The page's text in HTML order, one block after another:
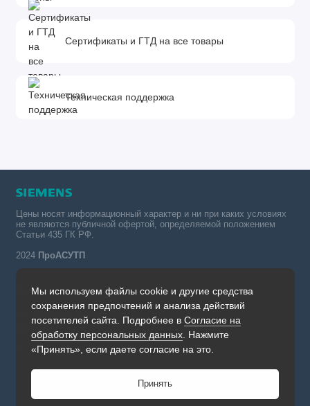
Сертификаты и ГТД на все товары
Техническая поддержка
Мы используем файлы cookie и другие средства
сохранения предпочтений и анализа действий
посетителей сайта. Подробнее в Согласие на
обработку персональных данных . Нажмите
«Принять», если даете согласие на это.
Принять
Цены носят информационный характер и ни при каких условиях
не являются публичной офертой, определяемой положением
Статьи 435 ГК РФ.
2024 ПроАСУТП
Simatic в России тел.:
+7 (342) 273-82-09
Будни, с 09.00 до 19.00